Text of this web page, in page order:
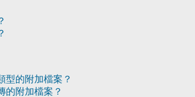
型的附加檔案？
的附加檔案？